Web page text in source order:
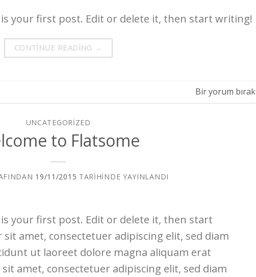
is your first post. Edit or delete it, then start writing!
CONTINUE READING →
Bir yorum bırak
UNCATEGORIZED
to Flatsome
19/11/2015 TARIHINDE YAYINLANDI
your first post. Edit or delete it, then start
amet, consectetuer adipiscing elit, sed diam
ut laoreet dolore magna aliquam erat
amet, consectetuer adipiscing elit, sed diam